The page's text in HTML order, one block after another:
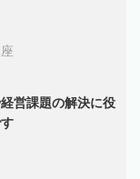
営課題の解決に役